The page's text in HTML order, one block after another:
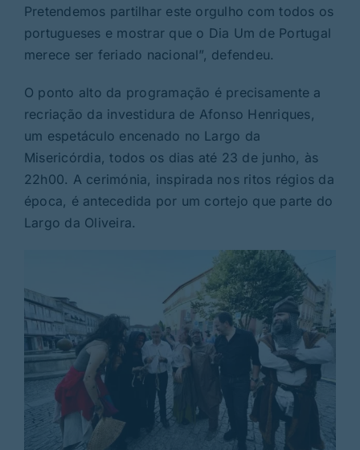
Pretendemos partilhar este orgulho com todos os
portugueses e mostrar que o Dia Um de Portugal
merece ser feriado nacional”, defendeu.
O ponto alto da programação é precisamente a
recriação da investidura de Afonso Henriques,
um espetáculo encenado no Largo da
Misericórdia, todos os dias até 23 de junho, às
22h00. A cerimónia, inspirada nos ritos régios da
época, é antecedida por um cortejo que parte do
Largo da Oliveira.